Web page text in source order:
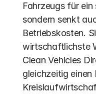
Fahrzeugs für
sondern senkt
Betriebskosten.
wirtschaftlichste
Clean Vehicles
gleichzeitig einen